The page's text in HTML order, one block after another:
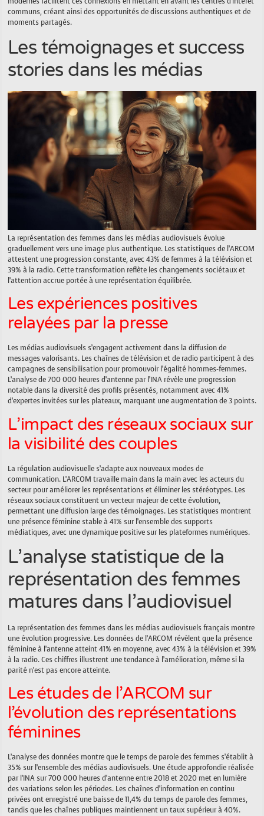
communs, créant ainsi des opportunités de discussions authentiques et de
moments partagés.
Les témoignages et success
stories dans les médias
La représentation des femmes dans les médias audiovisuels évolue
graduellement vers une image plus authentique. Les statistiques de l’ARCOM
attestent une progression constante, avec 43% de femmes à la télévision et
39% à la radio. Cette transformation reflète les changements sociétaux et
l’attention accrue portée à une représentation équilibrée.
Les expériences positives
relayées par la presse
Les médias audiovisuels s’engagent activement dans la diffusion de
messages valorisants. Les chaînes de télévision et de radio participent à des
campagnes de sensibilisation pour promouvoir l’égalité hommes-femmes.
L’analyse de 700 000 heures d’antenne par l’INA révèle une progression
notable dans la diversité des profils présentés, notamment avec 41%
d’expertes invitées sur les plateaux, marquant une augmentation de 3 points.
L’impact des réseaux sociaux sur
la visibilité des couples
La régulation audiovisuelle s’adapte aux nouveaux modes de
communication. L’ARCOM travaille main dans la main avec les acteurs du
secteur pour améliorer les représentations et éliminer les stéréotypes. Les
réseaux sociaux constituent un vecteur majeur de cette évolution,
permettant une diffusion large des témoignages. Les statistiques montrent
une présence féminine stable à 41% sur l’ensemble des supports
médiatiques, avec une dynamique positive sur les plateformes numériques.
L’analyse statistique de la
représentation des femmes
matures dans l’audiovisuel
La représentation des femmes dans les médias audiovisuels français montre
une évolution progressive. Les données de l’ARCOM révèlent que la présence
féminine à l’antenne atteint 41% en moyenne, avec 43% à la télévision et 39%
à la radio. Ces chiffres illustrent une tendance à l’amélioration, même si la
parité n’est pas encore atteinte.
Les études de l’ARCOM sur
l’évolution des représentations
féminines
L’analyse des données montre que le temps de parole des femmes s’établit à
35% sur l’ensemble des médias audiovisuels. Une étude approfondie réalisée
par l’INA sur 700 000 heures d’antenne entre 2018 et 2020 met en lumière
des variations selon les périodes. Les chaînes d’information en continu
privées ont enregistré une baisse de 11,4% du temps de parole des femmes,
tandis que les chaînes publiques maintiennent un taux supérieur à 40%.